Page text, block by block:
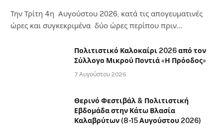
Την Τρίτη 4η Αυγούστου 2026, κατά τις απογευματινές
ώρες και συγκεκριμένα δύο ώρες περίπου πριν…
Πολιτιστικό Καλοκαίρι 2026 από τον
Σύλλογο Μικρού Ποντιά «Η Πρόοδος»
7 Αυγούστου 2026
Θερινό Φεστιβάλ & Πολιτιστική
Εβδομάδα στην Κάτω Βλασία
Καλαβρύτων (8-15 Αυγούστου 2026)